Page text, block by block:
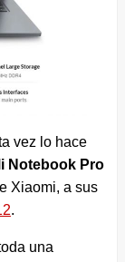
vez lo hace
Notebook Pro
Xiaomi, a sus
.
una